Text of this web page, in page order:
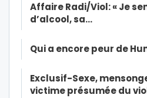
Affaire Radi/Viol: « Je
d’alcool, sa…
Qui a encore peur de
Exclusif-Sexe,
victime présumée du